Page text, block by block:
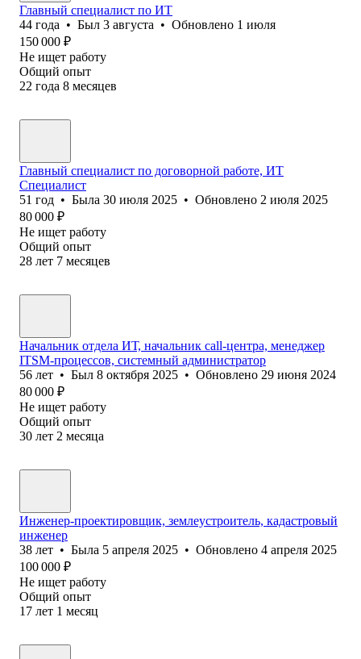
Главный специалист по ИТ
44 года • Был 3 августа • Обновлено 1 июля
150 000 ₽
Не ищет работу
Общий опыт
22 года 8 месяцев
Главный специалист по договорной работе, ИТ
Специалист
51 год • Была 30 июля 2025 • Обновлено 2 июля 2025
80 000 ₽
Не ищет работу
Общий опыт
28 лет 7 месяцев
Начальник отдела ИТ, начальник call-центра, менеджер
ITSM-процессов, системный администратор
56 лет • Был 8 октября 2025 • Обновлено 29 июня 2024
80 000 ₽
Не ищет работу
Общий опыт
30 лет 2 месяца
Инженер-проектировщик, землеустроитель, кадастровый
инженер
38 лет • Была 5 апреля 2025 • Обновлено 4 апреля 2025
100 000 ₽
Не ищет работу
Общий опыт
17 лет 1 месяц